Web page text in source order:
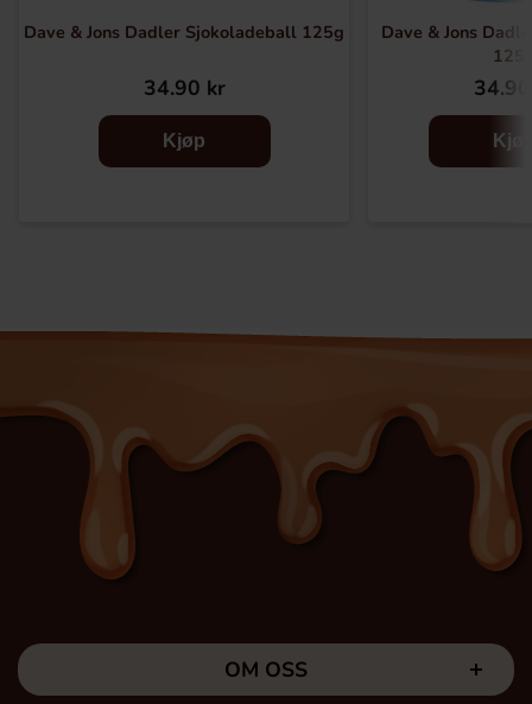
Dave & Jons Dadler Sjokoladeball 125g
34.90 kr
Kjøp
Dave & Jons
OM OSS